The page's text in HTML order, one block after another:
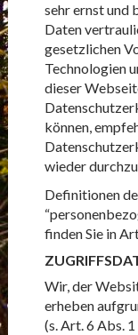
sehr ernst und
Daten
gesetzlichen
Technologien
dieser
können,
wieder
Definitionen
finden Sie in
Wir, der
erheben
(s. Art. 6 Abs.